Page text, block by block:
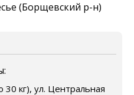
(Борщевский р-н)
кг), ул. Центральная